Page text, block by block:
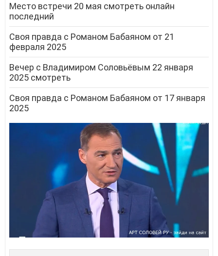
Место встречи 20 мая смотреть онлайн
последний
Своя правда с Романом Бабаяном от 21
февраля 2025
Вечер с Владимиром Соловьёвым 22 января
2025 смотреть
Своя правда с Романом Бабаяном от 17 января
2025